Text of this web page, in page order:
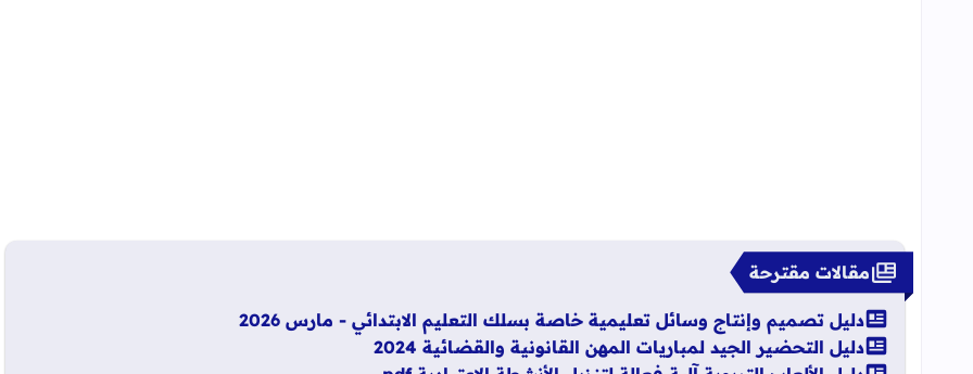
مقالات مقترحة
دليل تصميم وإنتاج وسائل تعليمية خاصة بسلك التعليم الابتدائي - مارس 2026
دليل التحضير الجيد لمباريات المهن القانونية والقضائية 2024